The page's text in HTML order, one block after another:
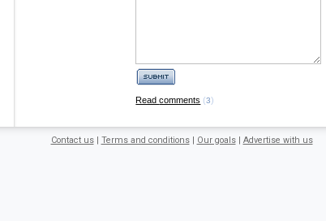
Read comments (3)
Contact us| Terms and conditions| Our goals| Advertise with us